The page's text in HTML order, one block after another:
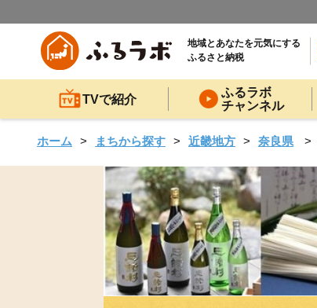
地域とあなたを元気にする
ふるさと納税
TVで紹介
ふるラボ
チャンネル
ホーム まちから探す 近畿地方 奈良県